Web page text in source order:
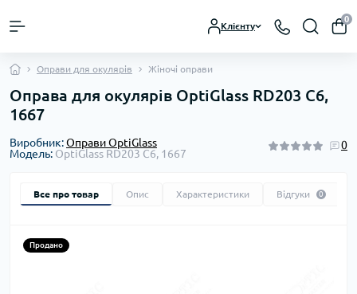
Клієнту
0
Оправи для окулярів Жіночі оправи
Оправа для окулярів OptiGlass RD203 C6,
1667
Виробник:Оправи OptiGlass
Модель: OptiGlass RD203 C6, 1667
0
Все про товар Опис Характеристики Відгуки 0
Продано